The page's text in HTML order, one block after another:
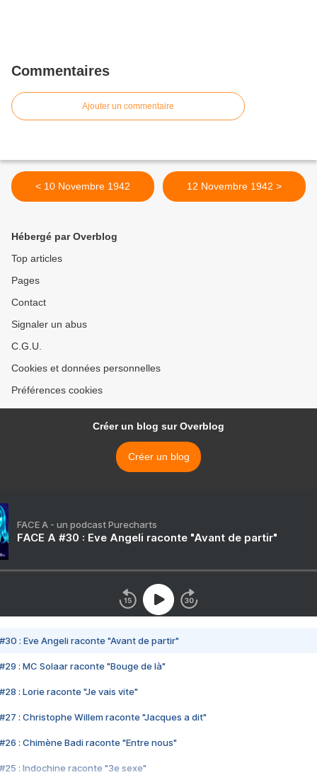
Commentaires
Ajouter un commentaire
< 10 Novembre 1942 12 Novembre 1942 >
Hébergé par Overblog
Top articles
Pages
Contact
Signaler un abus
C.G.U.
Cookies et données personnelles
Préférences cookies
Créer un blog sur Overblog
Créer un blog
FACE A - un podcast Purecharts
FACE A #30 : Eve Angeli raconte "Avant de partir"
#30 : Eve Angeli raconte "Avant de partir"
#29 : MC Solaar raconte "Bouge de là"
#28 : Lorie raconte "Je vais vite"
#27 : Christophe Willem raconte "Jacques a dit"
#26 : Chimène Badi raconte "Entre nous"
#25 : Indochine raconte "3e sexe"